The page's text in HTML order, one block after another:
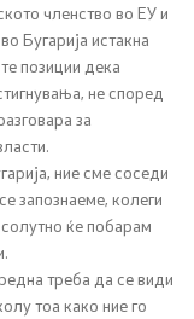
членство во ЕУ и
Бугарија истакна
позиции дека
не според
за
ние сме соседи
запознаеме, колеги
ќе побарам
треба да се види
тоа како ние го